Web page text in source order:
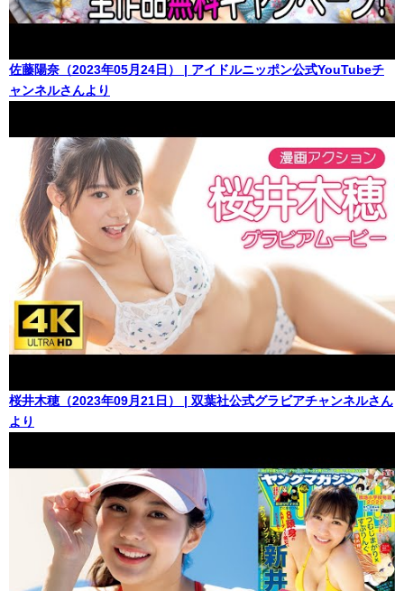
佐藤陽奈（2023年05月24日） | アイドルニッポン公式YouTubeチ
ャンネルさんより
桜井木穂（2023年09月21日） | 双葉社公式グラビアチャンネルさん
より